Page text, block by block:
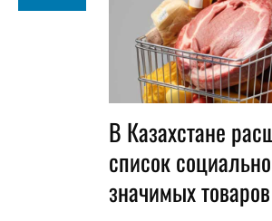
В Казахстане
список социально
значимых товаров